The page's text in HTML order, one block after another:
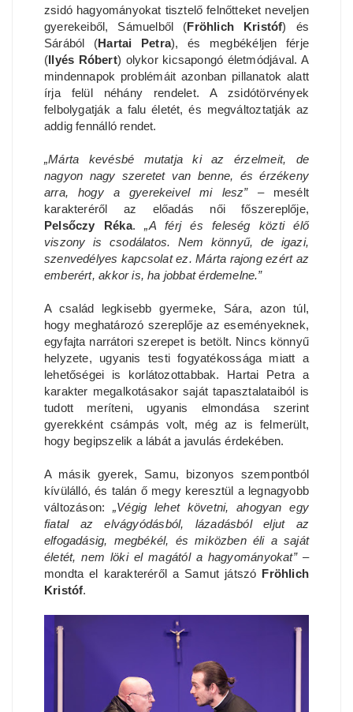
zsidó hagyományokat tisztelő felnőtteket neveljen
gyerekeiből, Sámuelből (Fröhlich Kristóf) és
Sárából (Hartai Petra), és megbékéljen férje
(Ilyés Róbert) olykor kicsapongó életmódjával. A
mindennapok problémáit azonban pillanatok alatt
írja felül néhány rendelet. A zsidótörvények
felbolygatják a falu életét, és megváltoztatják az
addig fennálló rendet.
„Márta kevésbé mutatja ki az érzelmeit, de
nagyon nagy szeretet van benne, és érzékeny
arra, hogy a gyerekeivel mi lesz”– mesélt
karakteréről az előadás női főszereplője,
Pelsőczy Réka.„A férj és feleség közti élő
viszony is csodálatos. Nem könnyű, de igazi,
szenvedélyes kapcsolat ez. Márta rajong ezért az
emberért, akkor is, ha jobbat érdemelne.”
A család legkisebb gyermeke, Sára, azon túl,
hogy meghatározó szereplője az eseményeknek,
egyfajta narrátori szerepet is betölt. Nincs könnyű
helyzete, ugyanis testi fogyatékossága miatt a
lehetőségei is korlátozottabbak. Hartai Petra a
karakter megalkotásakor saját tapasztalataiból is
tudott meríteni, ugyanis elmondása szerint
gyerekként csámpás volt, még az is felmerült,
hogy begipszelik a lábát a javulás érdekében.
A másik gyerek, Samu, bizonyos szempontból
kívülálló, és talán ő megy keresztül a legnagyobb
változáson:„Végig lehet követni, ahogyan egy
fiatal az elvágyódásból, lázadásból eljut az
elfogadásig, megbékél, és miközben éli a saját
életét, nem löki el magától a hagyományokat”–
mondta el karakteréről a Samut játszó Fröhlich
Kristóf.